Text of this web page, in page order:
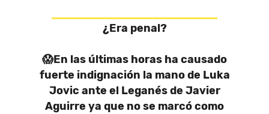
¿Era penal?
😱En las últimas horas ha causado
fuerte indignación la mano de Luka
Jovic ante el Leganés de Javier
Aguirre ya que no se marcó como